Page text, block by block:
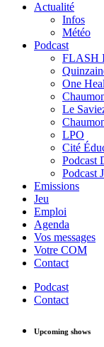
Actualité
Infos
Météo
Podcast
FLASH
One
Le
LPO
Cité
Podcast
Podcast
Emissions
Jeu
Emploi
Agenda
Vos messages
Votre COM
Contact
Podcast
Contact
Upcoming shows